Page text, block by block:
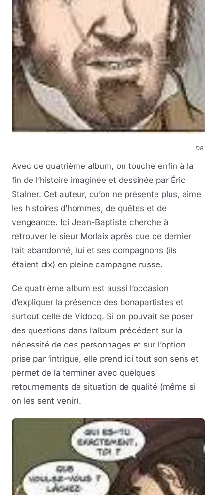
DR.
Avec ce quatrième album, on touche enfin à la
fin de l’histoire imaginée et dessinée par Éric
Stalner. Cet auteur, qu’on ne présente plus, aime
les histoires d’hommes, de quêtes et de
vengeance. Ici Jean-Baptiste cherche à
retrouver le sieur Morlaix après que ce dernier
l’ait abandonné, lui et ses compagnons (ils
étaient dix) en pleine campagne russe.
Ce quatrième album est aussi l’occasion
d’expliquer la présence des bonapartistes et
surtout celle de Vidocq. Si on pouvait se poser
des questions dans l’album précédent sur la
nécessité de ces personnages et sur l’option
prise par ‘intrigue, elle prend ici tout son sens et
permet de la terminer avec quelques
retournements de situation de qualité (même si
on les sent venir).